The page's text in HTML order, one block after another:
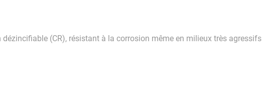
(CR), résistant à la corrosion même en milieux très agressifs